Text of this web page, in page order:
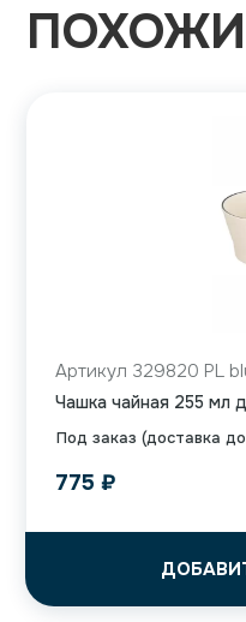
Под заказ (доставка
Артикул 329820 PL
Чашка чайная 255 мл
775 ₽